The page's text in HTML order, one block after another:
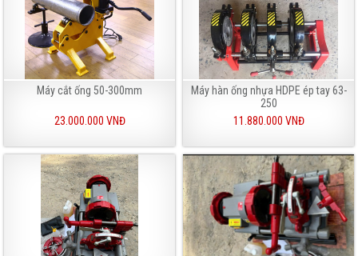
Máy cắt ống 50-300mm
23.000.000 VNĐ
Máy hàn ống nhựa HDPE ép tay 63-
250
11.880.000 VNĐ